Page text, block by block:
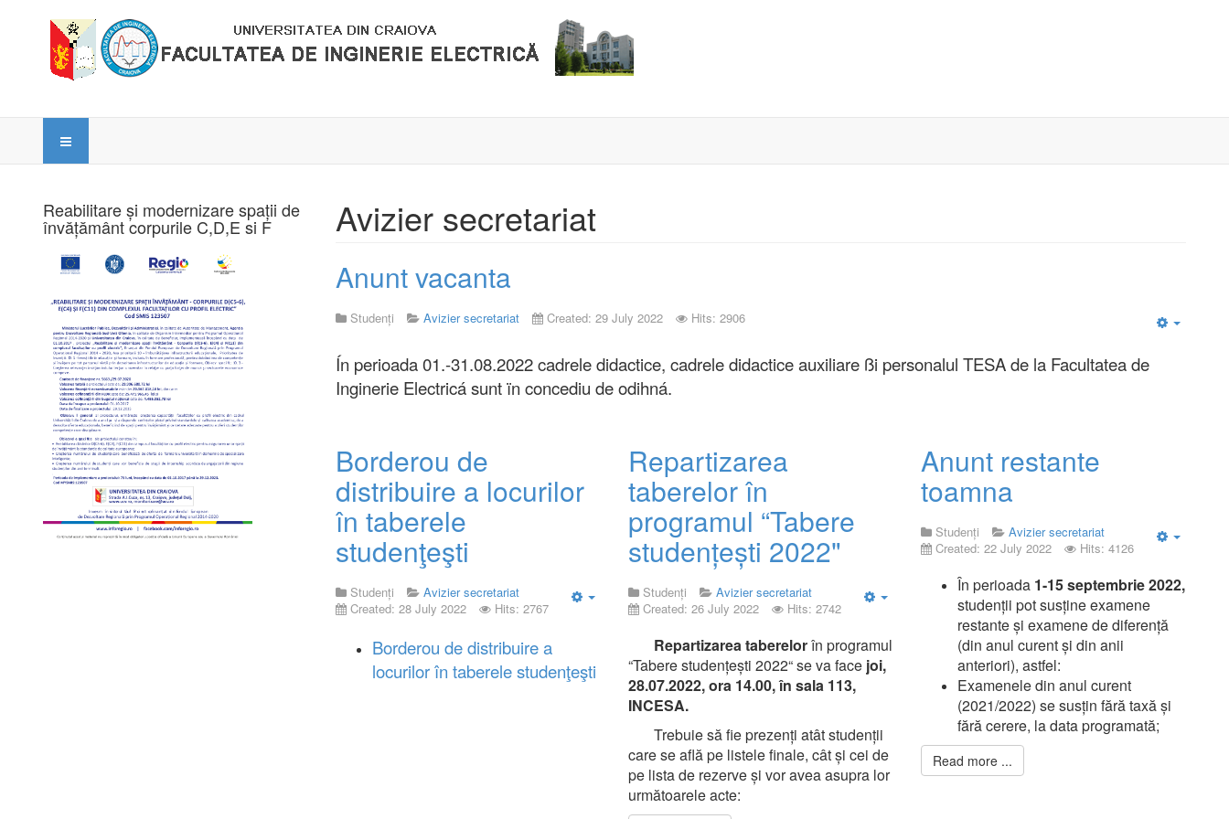
Avizier secretariat
Anunt vacanta
Studenți Avizier secretariat Created: 29 July 2022 Hits: 2906
Ín perioada 01.-31.08.2022 cadrele didactice, cadrele didactice auxiliare ßi personalul TESA de la Facultatea de
Inginerie Electricá sunt ïn concediu de odihná.
Borderou de
distribuire a locurilor
în taberele
studenţeşti
Studenți
Avizier secretariat
Created: 28 July 2022
Hits: 2767
Borderou de distribuire a
locurilor în taberele studenţeşti
Repartizarea
taberelor în
programul “Tabere
studențești 2022"
Studenți
Avizier secretariat
Created: 26 July 2022
Hits: 2742
Repartizarea taberelorîn programul
“Tabere studențești 2022“ se va face joi,
28.07.2022, ora 14.00, în sala 113,
INCESA.
Trebuie să fie prezenți atât studenții
care se află pe listele finale, cât și cei de
pe lista de rezerve și vor avea asupra lor
următoarele acte:
Anunt restante
toamna
Studenți
Avizier secretariat
Created: 22 July 2022
Hits: 4126
În perioada 1-15 septembrie 2022,
studenții pot susține examene
restante și examene de diferență
(din anul curent și din anii
anteriori), astfel:
Examenele din anul curent
(2021/2022) se susțin fără taxă și
fără cerere, la data programată;
Read more ...
Reabilitare și modernizare spații de
învățământ corpurile C,D,E si F